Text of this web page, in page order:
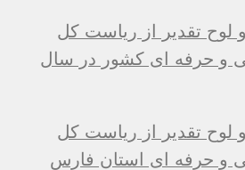
لوح تقدیر از ریاست کل
و حرفه ای کشور در سال
لوح تقدیر از ریاست کل
و حرفه ای استان فارس